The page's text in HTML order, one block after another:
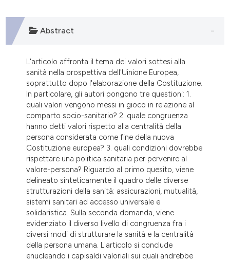
shows how a scientific paper
been cited by providing the
describing whether
mentions, or contrasts
cited claim, and a label
in which section the
was made.
Abstract
L'articolo affronta il tema dei valori sottesi alla
sanità nella prospettiva dell'Uinione Europea,
soprattutto dopo l'elaborazione della Costituzione.
In particolare, gli autori pongono tre questioni: 1.
quali valori vengono messi in gioco in relazione al
comparto socio-sanitario? 2. quale congruenza
hanno detti valori rispetto alla centralità della
persona considerata come fine della nuova
Costituzione europea? 3. quali condizioni dovrebbe
rispettare una politica sanitaria per pervenire al
valore-persona? Riguardo al primo quesito, viene
delineato sinteticamente il quadro delle diverse
strutturazioni della sanità: assicurazioni, mutualità,
sistemi sanitari ad accesso universale e
solidaristica. Sulla seconda domanda, viene
evidenziato il diverso livello di congruenza fra i
diversi modi di strutturare la sanità e la centralità
della persona umana. L'articolo si conclude
enucleando i capisaldi valoriali sui quali andrebbe